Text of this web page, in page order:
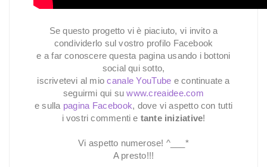
Se questo progetto vi è piaciuto, vi invito a
condividerlo sul vostro profilo Facebook
e a far conoscere questa pagina usando i bottoni
social qui sotto,
iscrivetevi al miocanale YouTube e continuate a
seguirmi qui suwww.creaidee.com
e sulla pagina Facebook, dove vi aspetto con tutti
i vostri commenti e tante iniziative!
Vi aspetto numerose! ^___*
A presto!!!